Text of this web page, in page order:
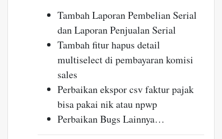
Tambah Laporan Pembelian Serial
dan Laporan Penjualan Serial
Tambah fitur hapus detail
multiselect di pembayaran komisi
sales
Perbaikan ekspor csv faktur pajak
bisa pakai nik atau npwp
Perbaikan Bugs Lainnya…